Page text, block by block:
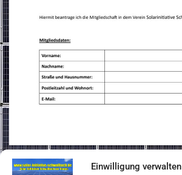
Einwilligung verwalten